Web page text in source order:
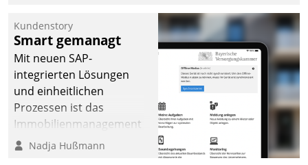
Kundenstory
Smart gemanagt
Mit neuen SAP-
integrierten Lösungen
und einheitlichen
Prozessen ist das
Immobilienmanagement
der Bayerischen
Nadja Hußmann